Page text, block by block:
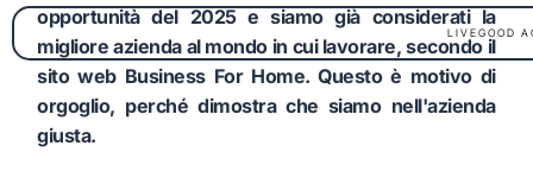
opportunità del 2025 e siamo già considerati la
migliore azienda al mondo in cui lavorare, secondo il
sito web Business For Home. Questo è motivo di
orgoglio, perché dimostra che siamo nell'azienda
giusta.
LIVEGOOD